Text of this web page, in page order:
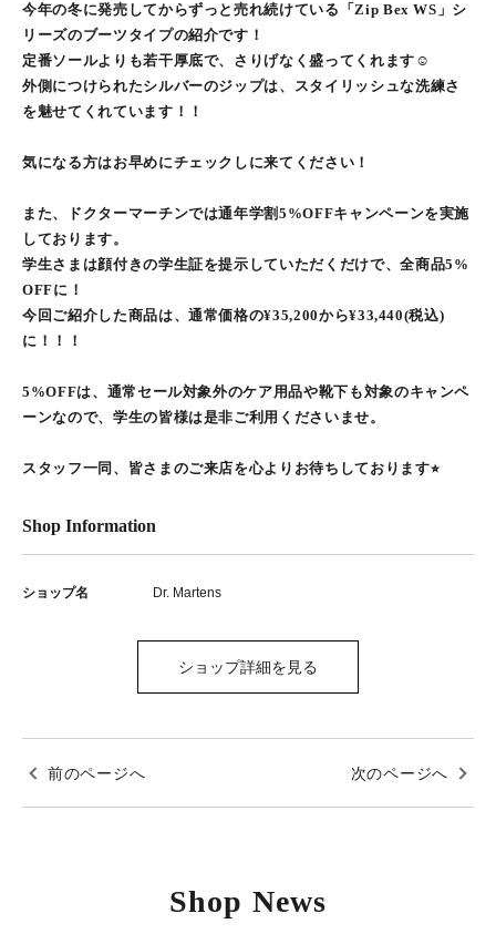
今年の冬に発売してからずっと売れ続けている「Zip Bex WS」シ
リーズのブーツタイプの紹介です！
定番ソールよりも若干厚底で、さりげなく盛ってくれます☺︎
外側につけられたシルバーのジップは、スタイリッシュな洗練さ
を魅せてくれています！！
気になる方はお早めにチェックしに来てください！
また、ドクターマーチンでは通年学割5%OFFキャンペーンを実施
しております。
学生さまは顔付きの学生証を提示していただくだけで、全商品5%
OFFに！
今回ご紹介した商品は、通常価格の¥35,200から¥33,440(税込)
に！！！
5%OFFは、通常セール対象外のケア用品や靴下も対象のキャンペ
ーンなので、学生の皆様は是非ご利用くださいませ。
スタッフ一同、皆さまのご来店を心よりお待ちしております⭐︎
Shop Information
ショップ名 Dr. Martens
ショップ詳細を見る
前のページへ 次のページへ
Shop News